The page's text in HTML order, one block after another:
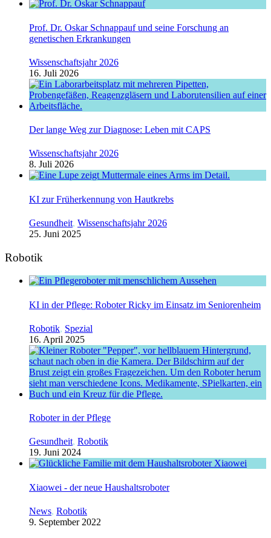
Prof. Dr. Oskar Schnappauf und seine Forschung an
genetischen Erkrankungen
Wissenschaftsjahr 2026
16. Juli 2026
Der lange Weg zur Diagnose: Leben mit CAPS
Wissenschaftsjahr 2026
8. Juli 2026
KI zur Früherkennung von Hautkrebs
Gesundheit, Wissenschaftsjahr 2026
25. Juni 2025
Robotik
KI in der Pflege: Roboter Ricky im Einsatz im Seniorenheim
Robotik, Spezial
16. April 2025
Roboter in der Pflege
Gesundheit, Robotik
19. Juni 2024
Xiaowei - der neue Haushaltsroboter
News, Robotik
9. September 2022